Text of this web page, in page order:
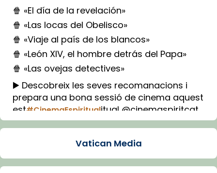
🍿 «El día de la revelación»
🍿 «Las locas del Obelisco»
🍿 «Viaje al país de los blancos»
🍿 «León XIV, el hombre detrás del Papa»
🍿 «Las ovejas detectives»
▶️ Descobreix les seves recomanacions i
prepara una bona sessió de cinema aquest
est#CinemaEspiritualitual @cinemaspiritcat
Imatge: Generada amb IA (OpenAI)
Vatican Media